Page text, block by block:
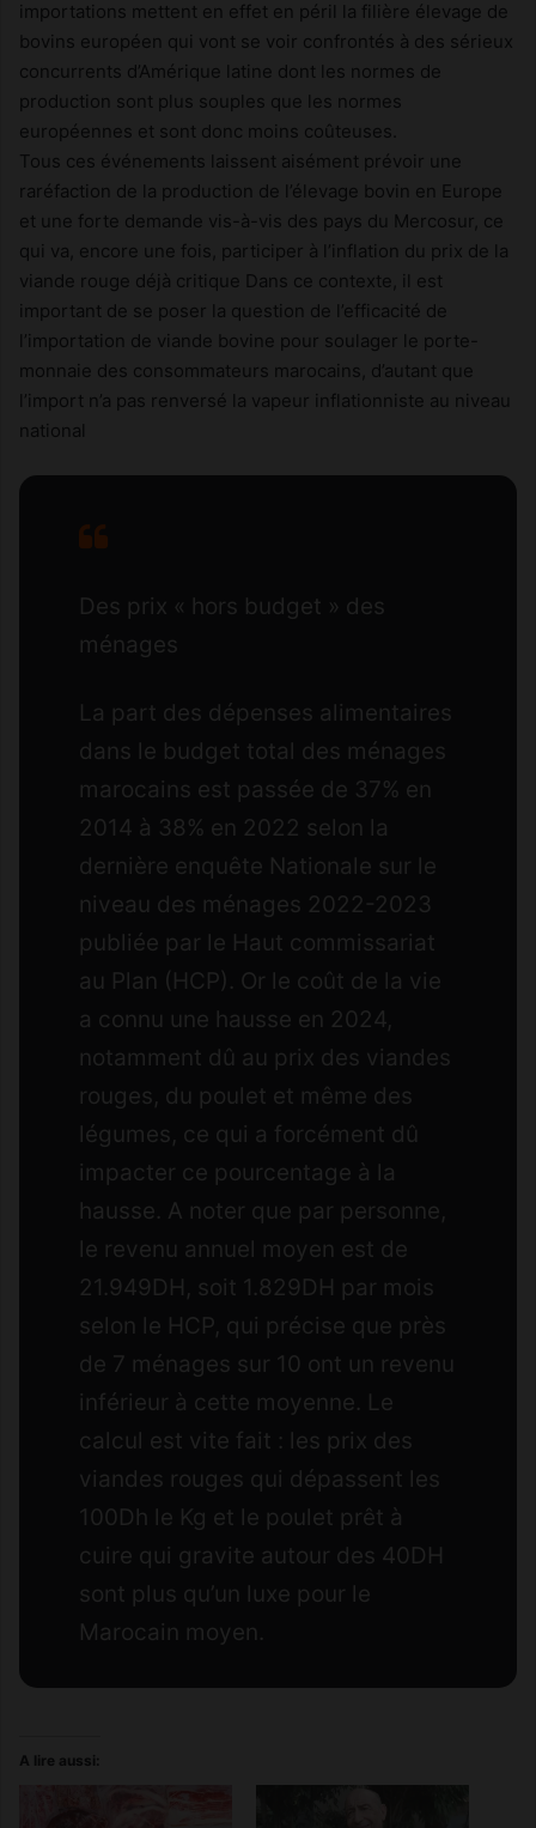
importations mettent en effet en péril la filière élevage de
bovins européen qui vont se voir confrontés à des sérieux
concurrents d’Amérique latine dont les normes de
production sont plus souples que les normes
européennes et sont donc moins coûteuses.
Tous ces événements laissent aisément prévoir une
raréfaction de la production de l’élevage bovin en Europe
et une forte demande vis-à-vis des pays du Mercosur, ce
qui va, encore une fois, participer à l’inflation du prix de la
viande rouge déjà critique Dans ce contexte, il est
important de se poser la question de l’efficacité de
l’importation de viande bovine pour soulager le porte-
monnaie des consommateurs marocains, d’autant que
l’import n’a pas renversé la vapeur inflationniste au niveau
national
Des prix « hors budget » des
ménages
La part des dépenses alimentaires
dans le budget total des ménages
marocains est passée de 37% en
2014 à 38% en 2022 selon la
dernière enquête Nationale sur le
niveau des ménages 2022-2023
publiée par le Haut commissariat
au Plan (HCP). Or le coût de la vie
a connu une hausse en 2024,
notamment dû au prix des viandes
rouges, du poulet et même des
légumes, ce qui a forcément dû
impacter ce pourcentage à la
hausse. A noter que par personne,
le revenu annuel moyen est de
21.949DH, soit 1.829DH par mois
selon le HCP, qui précise que près
de 7 ménages sur 10 ont un revenu
inférieur à cette moyenne. Le
calcul est vite fait : les prix des
viandes rouges qui dépassent les
100Dh le Kg et le poulet prêt à
cuire qui gravite autour des 40DH
sont plus qu’un luxe pour le
Marocain moyen.
A lire aussi: